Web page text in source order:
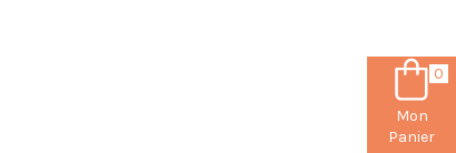
0
Mon
Panier